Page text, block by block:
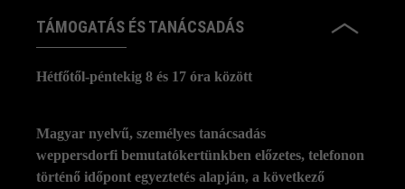
TÁMOGATÁS ÉS TANÁCSADÁS
Hétfőtől-péntekig 8 és 17 óra között
Magyar nyelvű, személyes tanácsadás
weppersdorfi bemutatókertünkben előzetes, telefonon
történő időpont egyeztetés alapján, a következő